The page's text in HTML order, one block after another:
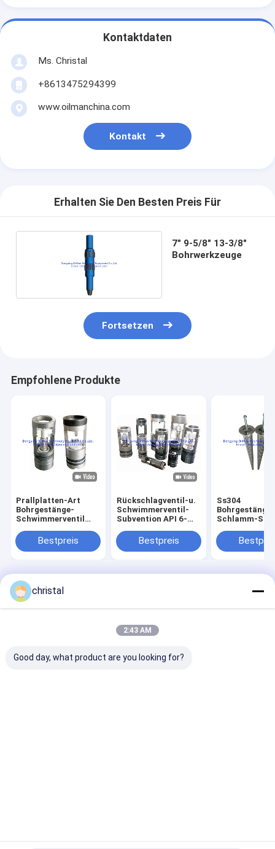
Kontaktdaten
Ms. Christal
+8613475294399
www.oilmanchina.com
Kontakt
Erhalten Sie Den Besten Preis Für
7" 9-5/8" 13-3/8"
Bohrwerkzeuge
Fortsetzen
Empfohlene Produkte
Prallplatten-Art
Bohrgestänge-
Schwimmerventil
Toolss 2F-3R u.
Schwimmerventil-
Bestpreis
Rückschlagventil-u.
Schwimmerventil-
Subvention API 6-
Float Valve
Bestpreis
Ss304
Bohrgestänge-
Schlamm-
mit einer
Garantie
2025 Dongying Oilman Machinery Equipment Co.,Ltd.. All Rights
Reserved.
christal
2:43 AM
Good day, what product are you looking for?